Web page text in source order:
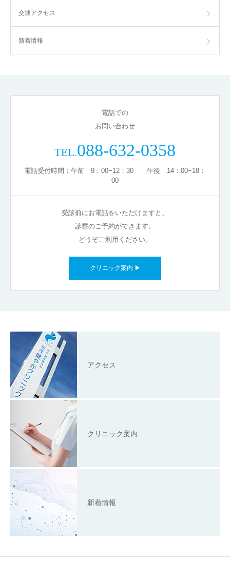
交通アクセス
新着情報
電話での
お問い合わせ
TEL.088-632-0358
電話受付時間：午前 9：00−12：30 午後 14：00−18：
00
受診前にお電話をいただけますと、
診察のご予約ができます。
どうぞご利用ください。
クリニック案内 ▶
アクセス
クリニック案内
新着情報